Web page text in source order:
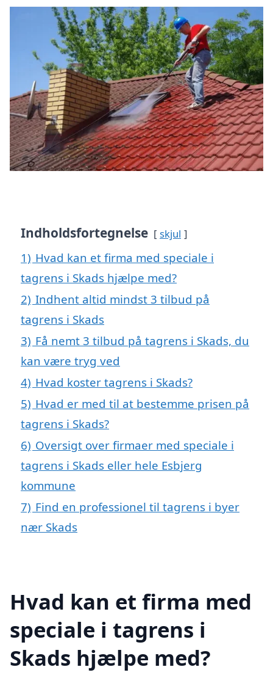
Indholdsfortegnelse skjul
1) Hvad kan et firma med speciale i
tagrens i Skads hjælpe med?
2) Indhent altid mindst 3 tilbud på
tagrens i Skads
3) Få nemt 3 tilbud på tagrens i Skads, du
kan være tryg ved
4) Hvad koster tagrens i Skads?
5) Hvad er med til at bestemme prisen på
tagrens i Skads?
6) Oversigt over firmaer med speciale i
tagrens i Skads eller hele Esbjerg
kommune
7) Find en professionel til tagrens i byer
nær Skads
Hvad kan et firma med
speciale i tagrens i
Skads hjælpe med?